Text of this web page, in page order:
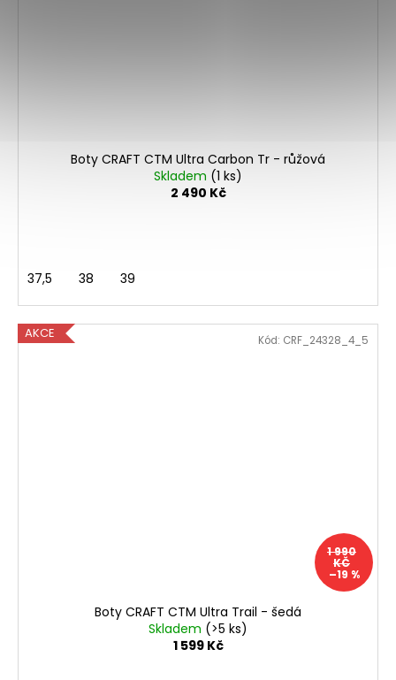
Boty CRAFT CTM Ultra Carbon Tr - růžová
Skladem (1 ks)
2 490 Kč
37,5 38 39
AKCE
1 990
KČ
–19 %
Boty CRAFT CTM Ultra Trail - šedá
Skladem (>5 ks)
1 599 Kč
Kód: CRF_24328_4_5